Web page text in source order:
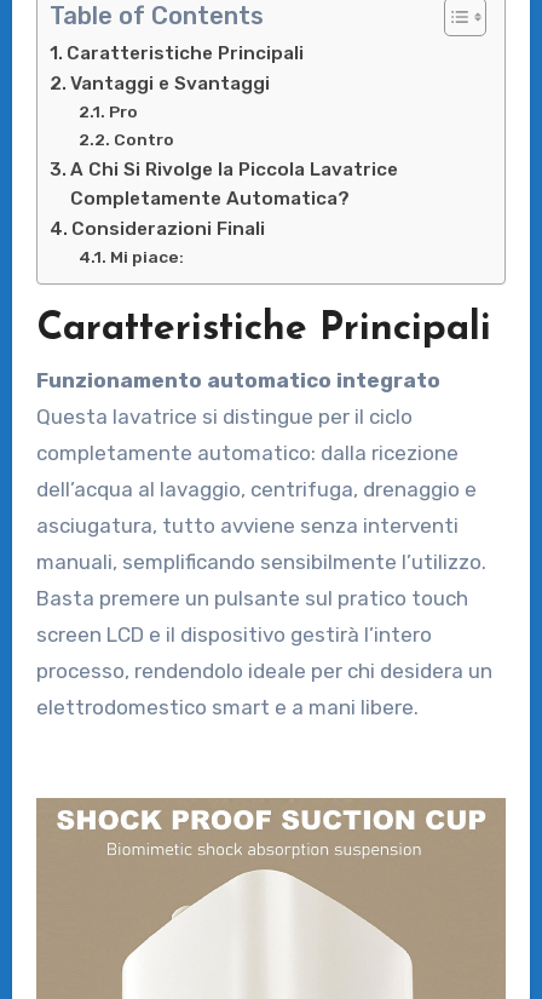
Table of Contents
Caratteristiche Principali
Vantaggi e Svantaggi
Pro
Contro
A Chi Si Rivolge la Piccola Lavatrice
Completamente Automatica?
Considerazioni Finali
Mi piace:
Caratteristiche Principali
Funzionamento automatico integrato
Questa lavatrice si distingue per il ciclo
completamente automatico: dalla ricezione
dell’acqua al lavaggio, centrifuga, drenaggio e
asciugatura, tutto avviene senza interventi
manuali, semplificando sensibilmente l’utilizzo.
Basta premere un pulsante sul pratico touch
screen LCD e il dispositivo gestirà l’intero
processo, rendendolo ideale per chi desidera un
elettrodomestico smart e a mani libere.